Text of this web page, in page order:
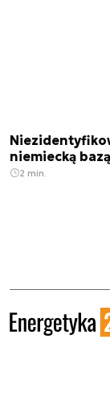
niemiecką bazą
2 min.